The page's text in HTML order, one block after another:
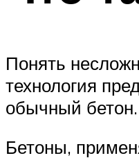
Понять
технология
обычный бетон.
Бетоны,